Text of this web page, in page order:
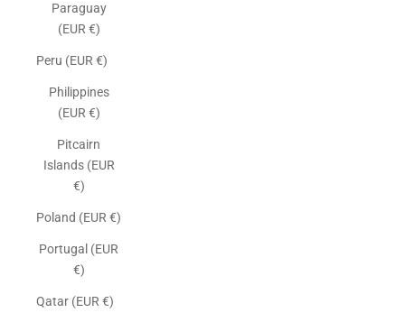
Paraguay
(EUR €)
Peru (EUR €)
Philippines
(EUR €)
Pitcairn
Islands (EUR
€)
Poland (EUR €)
Portugal (EUR
€)
Qatar (EUR €)